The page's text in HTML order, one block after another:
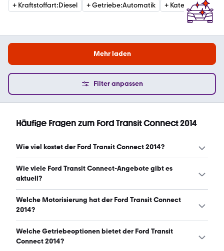
+ Kraftstoffart:Diesel +Getriebe:Automatik + Kategorie:Van
Mehr laden
Filter anpassen
Häufige Fragen zum Ford Transit Connect 2014
Wie viel kostet der Ford Transit Connect 2014?
Ein guter Preis für einen Ford Transit Connect 2014 liegt
zwischen 5.050 € und 7.345 €. (Stand: 6.8.2026)
Wie viele Ford Transit Connect-Angebote gibt es
aktuell?
Es gibt insgesamt 23 Ford Transit Connect bei mobile.de,
davon 23 Gebraucht- und 0 Neuwagen. (Stand:
Welche Motorisierung hat der Ford Transit Connect
2014?
Der Ford Transit Connect 2014 hat Leistungen zwischen
75 und 100 PS. (Stand: 6.8.2026)
Welche Getriebeoptionen bietet der Ford Transit
Connect 2014?